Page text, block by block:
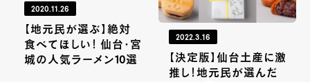
2020.11.26
【地元民が選ぶ】絶対
食べてほしい！ 仙台・宮
城の人気ラーメン10選
2022.3.16
【決定版】仙台土産に激
推し！地元民が選んだ